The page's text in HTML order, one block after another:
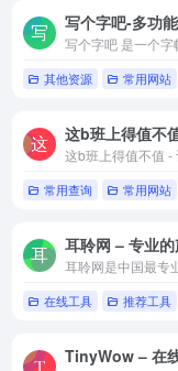
写个字吧-多功
其他资源 常用网站
这b班上得值
常用查询 常用网站
耳聆网 – 专业
在线工具 推荐工具
TinyWow – 在